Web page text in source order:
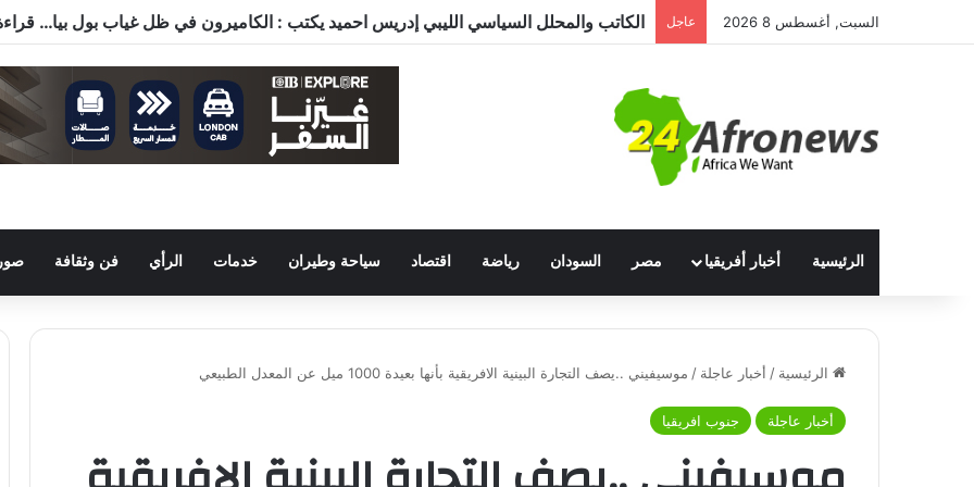
السبت, أغسطس 8 2026 عاجل
الرئيسية أخبار أفريقيا مصر السودان رياضة اقتصاد سياحة وطيران خدمات الرأي فن وثقافة
الرئيسية / أخبار عاجلة / موسيفيني ..يصف التجارة البينية الافريقية بأنها بعيدة 1000 ميل عن المعدل الطبيعي
أخبار عاجلة جنوب افريقيا